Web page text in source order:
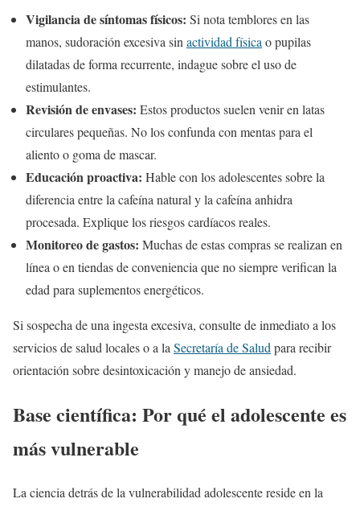
Vigilancia de síntomas físicos: Si nota temblores en las
manos, sudoración excesiva sin actividad física o pupilas
dilatadas de forma recurrente, indague sobre el uso de
estimulantes.
Revisión de envases: Estos productos suelen venir en latas
circulares pequeñas. No los confunda con mentas para el
aliento o goma de mascar.
Educación proactiva: Hable con los adolescentes sobre la
diferencia entre la cafeína natural y la cafeína anhidra
procesada. Explique los riesgos cardíacos reales.
Monitoreo de gastos: Muchas de estas compras se realizan en
línea o en tiendas de conveniencia que no siempre verifican la
edad para suplementos energéticos.
Si sospecha de una ingesta excesiva, consulte de inmediato a los
servicios de salud locales o a la Secretaría de Salud para recibir
orientación sobre desintoxicación y manejo de ansiedad.
Base científica: Por qué el adolescente es
más vulnerable
La ciencia detrás de la vulnerabilidad adolescente reside en la